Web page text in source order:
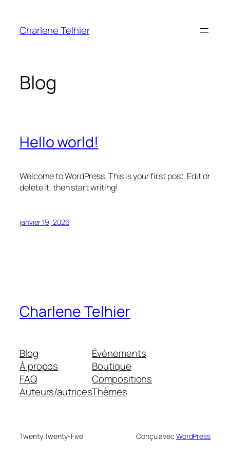
contenu
Charlene Telhier
Blog
Hello world!
Welcome to WordPress. This is your first post. Edit or
delete it, then start writing!
janvier 19, 2026
Charlene Telhier
Blog
À propos
FAQ
Auteurs/autrices
Évènements
Boutique
Compositions
Thèmes
Twenty Twenty-Five Conçu avec WordPress